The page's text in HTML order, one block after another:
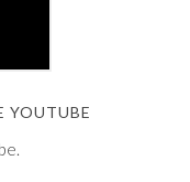
YOUTUBE